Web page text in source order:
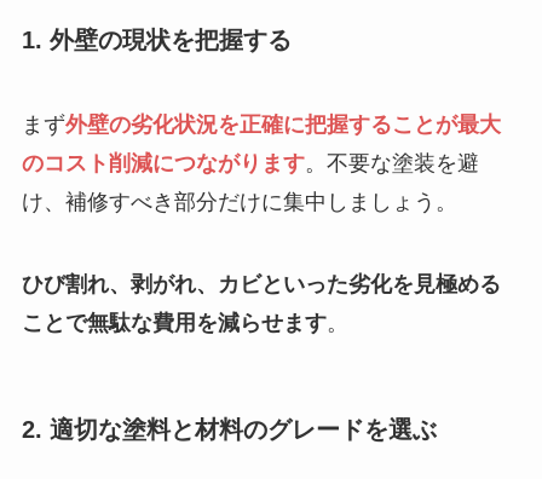
1. 外壁の現状を把握する
まず外壁の劣化状況を正確に把握することが最大
のコスト削減につながります。不要な塗装を避
け、補修すべき部分だけに集中しましょう。
ひび割れ、剥がれ、カビといった劣化を見極める
ことで無駄な費用を減らせます。
2. 適切な塗料と材料のグレードを選ぶ